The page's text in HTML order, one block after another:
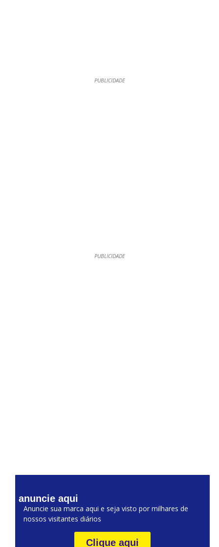
PUBLICIDADE
PUBLICIDADE
anuncie aqui
Anuncie sua marca aqui e seja visto por milhares de
nossos visitantes diários
Clique aqui